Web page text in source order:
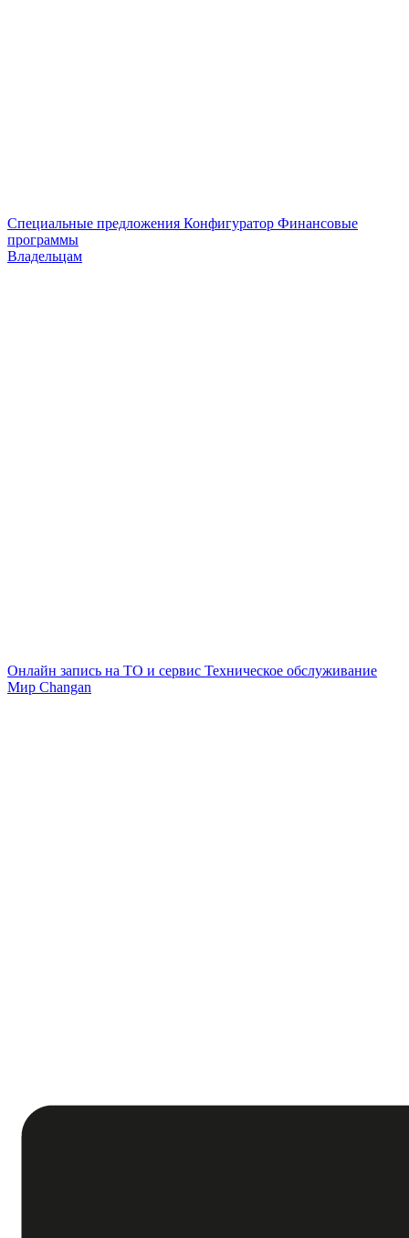
Специальные предложения Конфигуратор Финансовые
программы
Владельцам
Онлайн запись на ТО и сервис Техническое обслуживание
Мир Changan